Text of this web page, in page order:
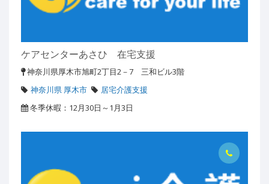
ケアセンターあさひ 在宅支援
神奈川県厚木市旭町2丁目2－7 三和ビル3階
神奈川県 厚木市
居宅介護支援
冬季休暇：12月30日～1月3日